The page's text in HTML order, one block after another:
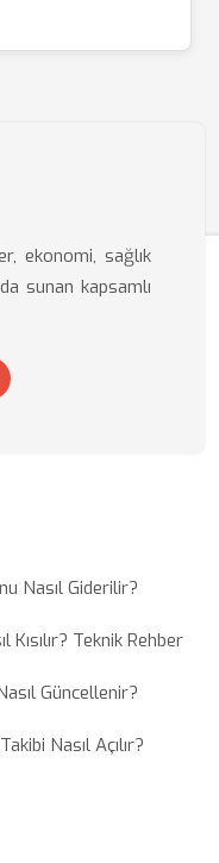
ekonomi, sağlık
sunan kapsamlı
Nasıl Giderilir?
Teknik Rehber
Güncellenir?
Nasıl Açılır?